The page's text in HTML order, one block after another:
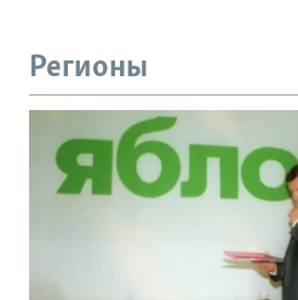
Регионы